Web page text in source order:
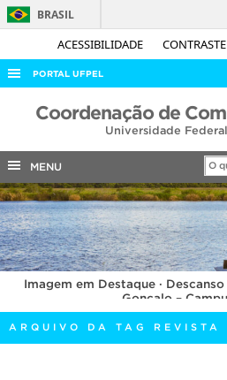
ACESSIBILIDADE CONTRASTE
BRASIL
PORTAL UFPEL
ACESSO À INFORMAÇÃO
COBALTO
CONCURSOS
EDITAIS
INTERNACIONAL
OUVIDORIA
PORTARIAS
TELEFONES
Coordenação de
Universidade
MENU
Imagem em Destaque ·
Gonçalo –
ARQUIVO DA TAG REVISTA